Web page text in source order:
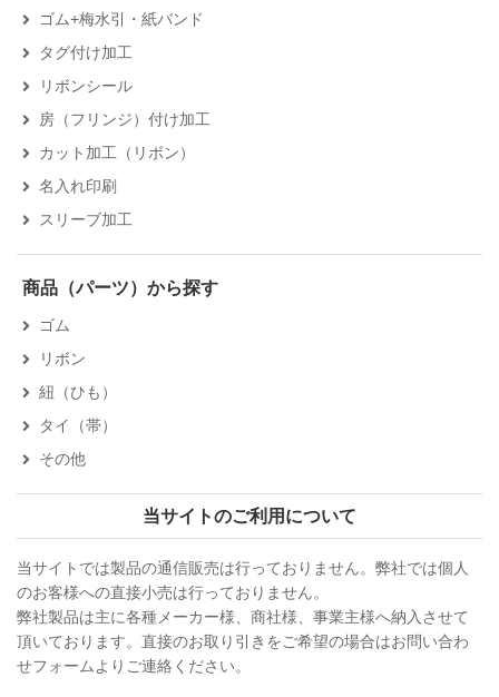
ゴム+梅水引・紙バンド
タグ付け加工
リボンシール
房（フリンジ）付け加工
カット加工（リボン）
名入れ印刷
スリーブ加工
商品（パーツ）から探す
ゴム
リボン
紐（ひも）
タイ（帯）
その他
当サイトのご利用について
当サイトでは製品の通信販売は行っておりません。弊社では個人
のお客様への直接小売は行っておりません。
弊社製品は主に各種メーカー様、商社様、事業主様へ納入させて
頂いております。直接のお取り引きをご希望の場合はお問い合わ
せフォームよりご連絡ください。